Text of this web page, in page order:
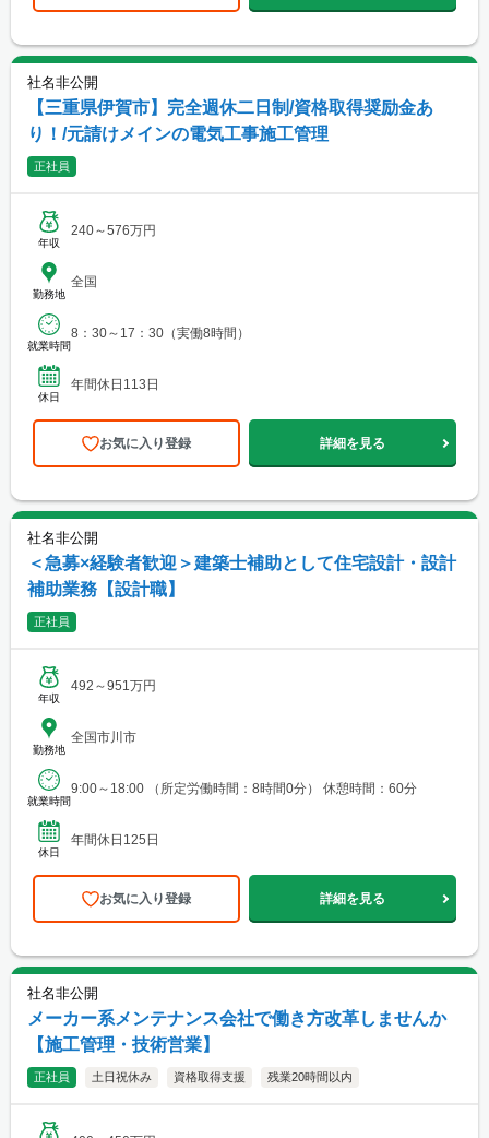
社名非公開
【三重県伊賀市】完全週休二日制/資格取得奨励金あ
り！/元請けメインの電気工事施工管理
正社員
年収
240～576万円
勤務地
全国
就業時間
8：30～17：30（実働8時間）
休日
年間休日113日
お気に入り登録 詳細を見る
社名非公開
＜急募×経験者歓迎＞建築士補助として住宅設計・設計
補助業務【設計職】
正社員
年収
492～951万円
勤務地
全国市川市
就業時間
9:00～18:00 （所定労働時間：8時間0分） 休憩時間：60分
休日
年間休日125日
お気に入り登録 詳細を見る
社名非公開
メーカー系メンテナンス会社で働き方改革しませんか
【施工管理・技術営業】
正社員 土日祝休み 資格取得支援 残業20時間以内